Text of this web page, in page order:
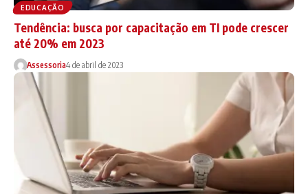
EDUCAÇÃO
Tendência: busca por capacitação em TI pode crescer
até 20% em 2023
Assessoria4 de abril de 2023